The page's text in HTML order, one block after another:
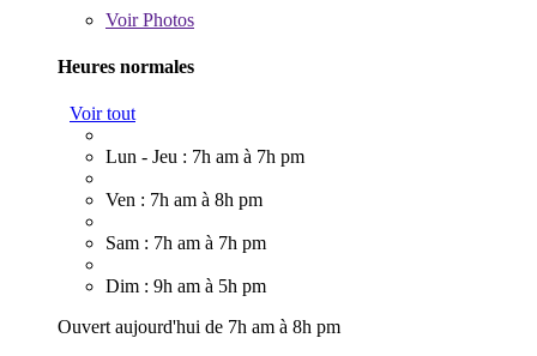
VoirPhotos
Heures normales
Voir tout
Lun - Jeu : 7h am à 7h pm
Ven : 7h am à 8h pm
Sam : 7h am à 7h pm
Dim : 9h am à 5h pm
Ouvert aujourd'hui de 7h am à 8h pm